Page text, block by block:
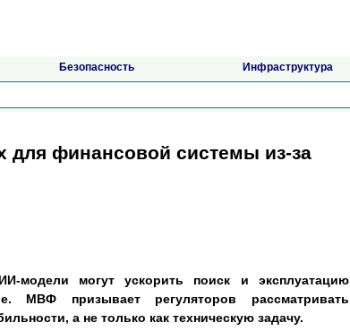
Безопасность Инфраструктура
для финансовой системы из-за
модели могут ускорить поиск и эксплуатацию
МВФ призывает регуляторов рассматривать
а не только как техническую задачу.